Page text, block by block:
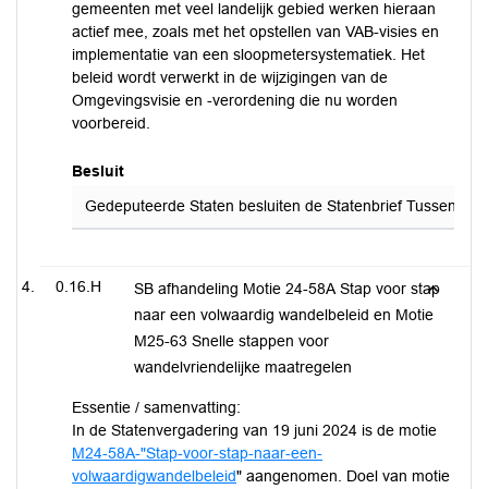
gemeenten met veel landelijk gebied werken hieraan
actief mee, zoals met het opstellen van VAB-visies en
implementatie van een sloopmetersystematiek. Het
beleid wordt verwerkt in de wijzigingen van de
Omgevingsvisie en -verordening die nu worden
voorbereid.
Besluit
Gedeputeerde Staten besluiten de Statenbrief
0.16.H
SB afhandeling Motie 24-58A Stap voor stap
naar een volwaardig wandelbeleid en Motie
M25-63 Snelle stappen voor
wandelvriendelijke maatregelen
Essentie / samenvatting:
In de Statenvergadering van 19 juni 2024 is de motie
M24-58A-"Stap-voor-stap-naar-een-
volwaardigwandelbeleid" aangenomen. Doel van motie